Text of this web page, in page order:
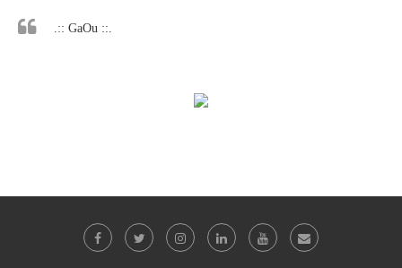
.:: GaOu ::.